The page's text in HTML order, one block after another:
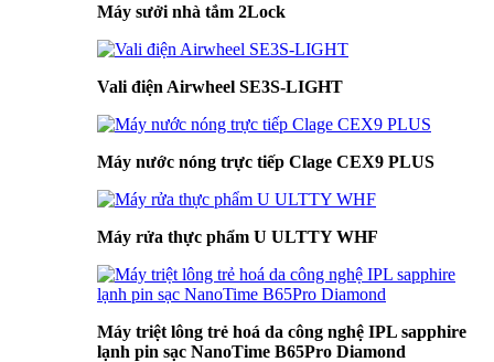
Máy sưởi nhà tắm 2Lock
Vali điện Airwheel SE3S-LIGHT
Máy nước nóng trực tiếp Clage CEX9 PLUS
Máy rửa thực phẩm U ULTTY WHF
Máy triệt lông trẻ hoá da công nghệ IPL sapphire
lạnh pin sạc NanoTime B65Pro Diamond